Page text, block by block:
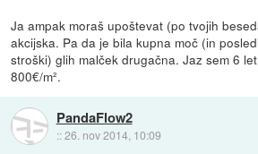
Ja ampak moraš upoštevat (po tvojih
akcijska. Pa da je bila kupna moč (in
stroški) glih malček drugačna. Jaz sem 6
800€/m².
PandaFlow2
::26. nov 2014, 10:09